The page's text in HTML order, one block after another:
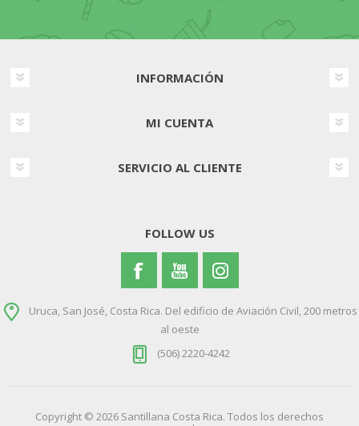
INFORMACIÓN
MI CUENTA
SERVICIO AL CLIENTE
FOLLOW US
Uruca, San José, Costa Rica. Del edificio de Aviación Civil, 200 metros
al oeste
(506) 2220-4242
Copyright © 2026 Santillana Costa Rica. Todos los derechos